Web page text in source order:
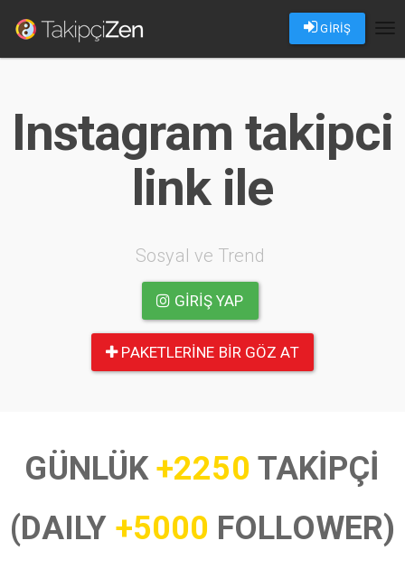
GİRİŞ
Instagram takipci
link ile
Sosyal ve Trend
GIRIŞ YAP
PAKETLERINE BIR GÖZ AT
GÜNLÜK+2250 TAKİPÇİ
(DAILY +5000 FOLLOWER)